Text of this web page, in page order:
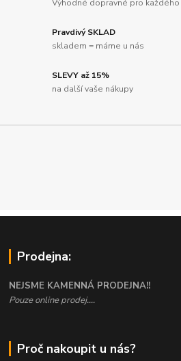
Výhodné dopravné pro každého
Pravdivý SKLAD
skladem = máme u nás
SLEVY až 15%
na další vaše nákupy
Prodejna:
NEJSME KAMENNÁ PRODEJNA!!
Pouze online prodej....
Proč nakoupit u nás?